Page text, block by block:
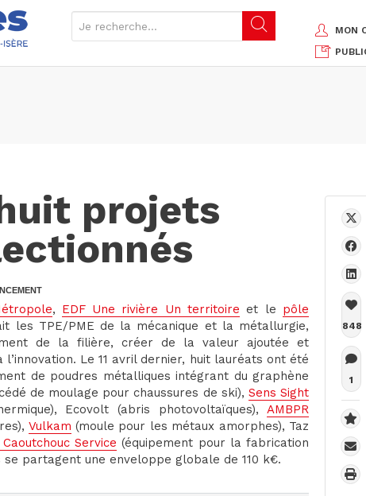
MON
projets
, EDF Une rivière Un territoire et le pôle
les TPE/PME de la mécanique et la métallurgie,
de la filière, créer de la valeur ajoutée et
Le 11 avril dernier, huit lauréats ont été
de poudres métalliques intégrant du graphène
de moulage pour chaussures de ski), Sens Sight
Ecovolt (abris photovoltaïques), AMBPR
Vulkam (moule pour les métaux amorphes), Taz
Service (équipement pour la fabrication
partagent une enveloppe globale de 110 k€.
848
1